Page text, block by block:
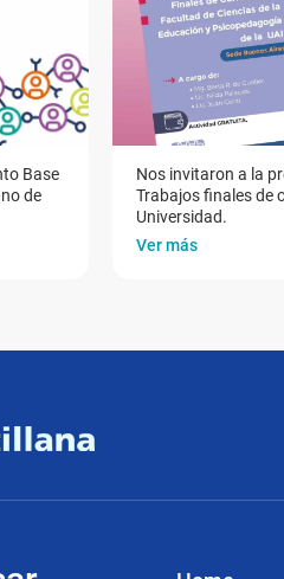
Base
de
Nos invitaron a la
Trabajos finales de
Universidad.
Ver más